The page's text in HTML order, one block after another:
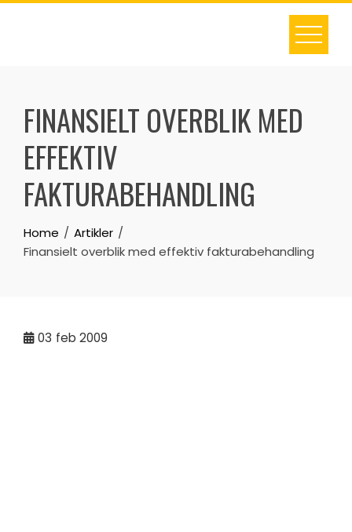
Skip
FINANSIELT OVERBLIK MED
EFFEKTIV
FAKTURABEHANDLING
Home
Artikler
Finansielt overblik med effektiv fakturabehandling
03 feb 2009